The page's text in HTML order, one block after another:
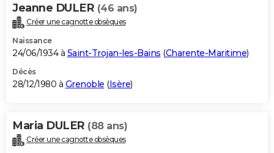
Jeanne DULER (46 ans)
Créer une cagnotte obsèques
Naissance
24/06/1934 à Saint-Trojan-les-Bains (Charente-Maritime)
Décès
28/12/1980 à Grenoble (Isère)
Maria DULER (88 ans)
Créer une cagnotte obsèques